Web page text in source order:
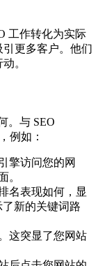
工作转化为实际
更多客户。他们
。
。与 SEO
例如：
擎访问您的网
。
名表现如何，显
新的关键词路
这突显了您网站